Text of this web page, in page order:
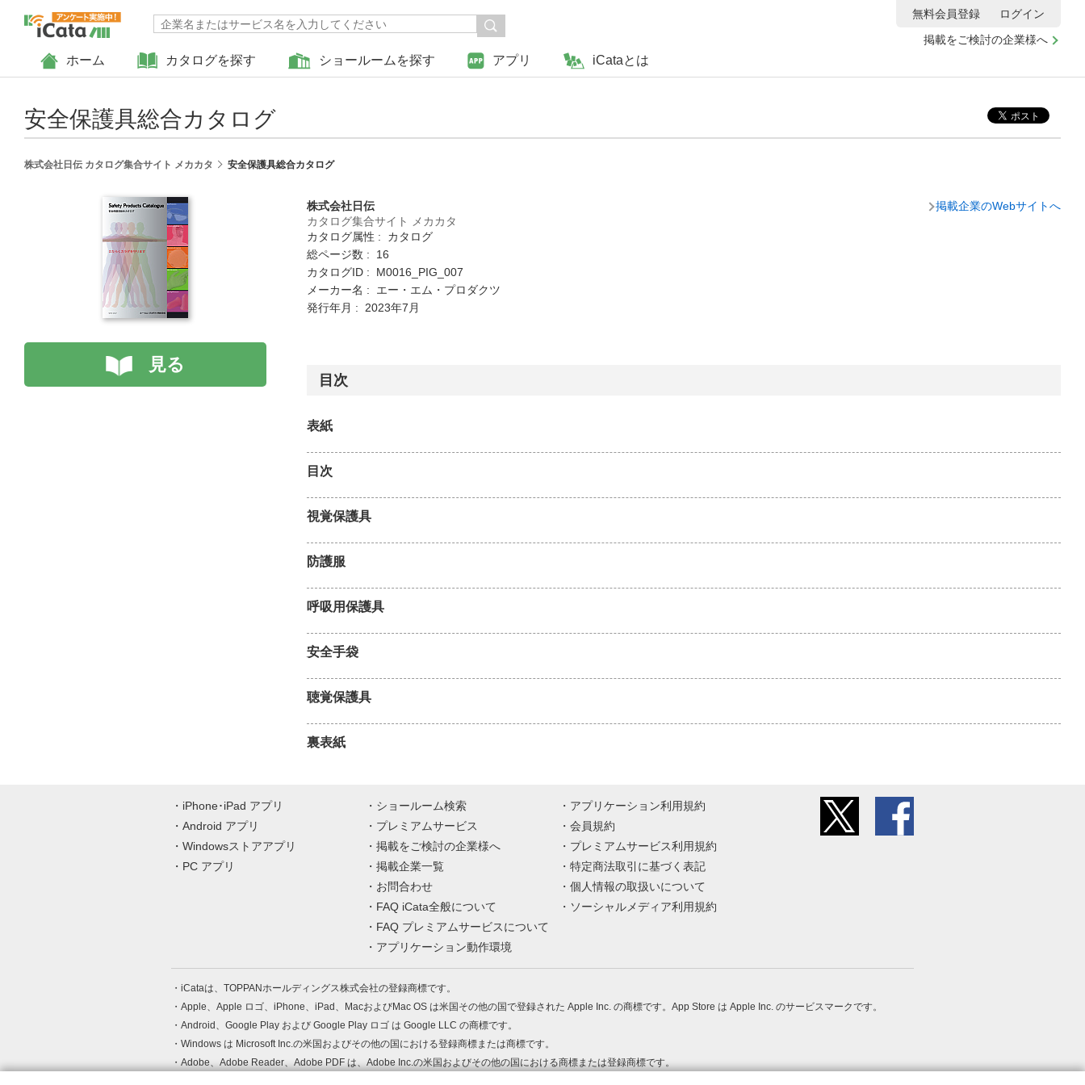
ホーム カタログを探す ショールームを探す アプリ iCataとは
掲載をご検討の企業様へ
無料会員登録 ログイン
安全保護具総合カタログ
株式会社日伝 カタログ集合サイト メカカタ 安全保護具総合カタログ
見る
株式会社日伝
カタログ集合サイト メカカタ
カタログ属性 : カタログ
総ページ数 : 16
カタログID : M0016_PIG_007
メーカー名 : エー・エム・プロダクツ
発行年月 : 2023年7月
掲載企業のWebサイトへ
目次
表紙
目次
視覚保護具
防護服
呼吸用保護具
安全手袋
聴覚保護具
裏表紙
iPhone･iPad アプリ
Android アプリ
Windowsストアアプリ
PC アプリ
ショールーム検索
プレミアムサービス
掲載をご検討の企業様へ
掲載企業一覧
お問合わせ
FAQ iCata全般について
FAQ プレミアムサービスについて
アプリケーション動作環境
アプリケーション利用規約
会員規約
プレミアムサービス利用規約
特定商法取引に基づく表記
個人情報の取扱いについて
ソーシャルメディア利用規約
iCataは、TOPPANホールディングス株式会社の登録商標です。
Apple、Apple ロゴ、iPhone、iPad、MacおよびMac OS は米国その他の国で登録された Apple Inc. の商標です。App Store は Apple Inc. のサービスマークです。
Android、Google Play および Google Play ロゴ は Google LLC の商標です。
Windows は Microsoft Inc.の米国およびその他の国における登録商標または商標です。
Adobe、Adobe Reader、Adobe PDF は、Adobe Inc.の米国およびその他の国における商標または登録商標です。